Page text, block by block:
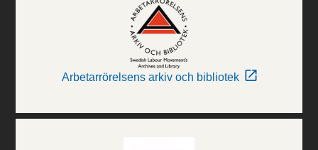
Arbetarrörelsens arkiv och bibliotek